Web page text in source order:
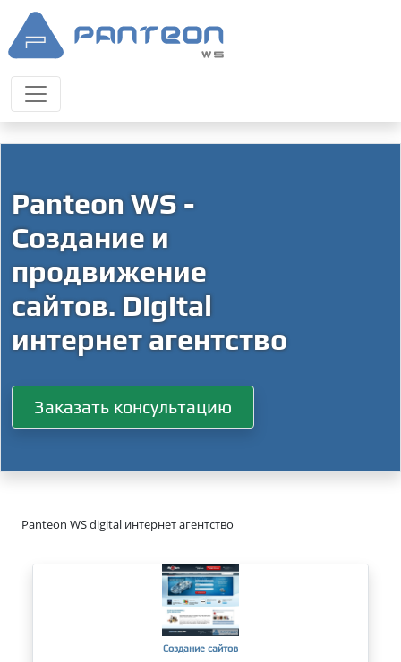
Panteon WS -
Создание и
продвижение
сайтов. Digital
интернет агентство
Заказать консультацию
Panteon WS digital интернет агентство
Создание сайтов